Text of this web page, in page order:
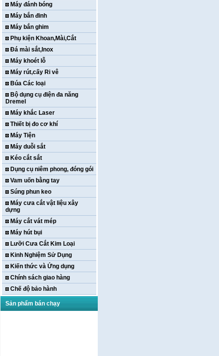
Máy đánh bóng
Máy bắn đinh
Máy bắn ghim
Phụ kiện Khoan,Mài,Cắt
Đá mài sắt,Inox
Máy khoét lỗ
Máy rút,cấy Ri vê
Búa Các loại
Bộ dụng cụ điện đa năng
Dremel
Máy khắc Laser
Thiết bị đo cơ khí
Máy Tiện
Máy duỗi sắt
Kéo cắt sắt
Dụng cụ niêm phong, đóng gói
Vam uốn bằng tay
Súng phun keo
Máy cưa cắt vật liệu xây
dựng
Máy cắt vát mép
Máy hút bụi
Lưỡi Cưa Cắt Kim Loại
Kinh Nghiệm Sử Dụng
Kiến thức và Ứng dụng
Chính sách giao hàng
Chế độ bảo hành
Sản phẩm bán chạy